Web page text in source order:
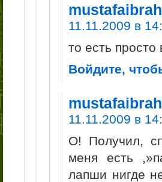
11.11.2009 в
то есть
Войдите,
11.11.2009 в
О! Получил,
меня есть
лапши нигде